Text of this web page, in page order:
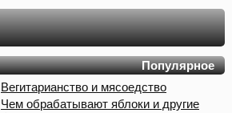
Популярное
Вегитарианство и мясоедство
Чем обрабатывают яблоки и другие